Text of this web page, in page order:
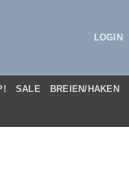
LOGIN
SALE BREIEN/HAKEN